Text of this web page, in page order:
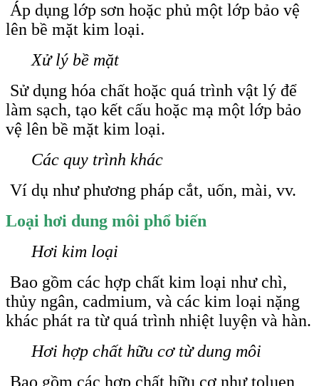
Áp dụng lớp sơn hoặc phủ một lớp bảo vệ
lên bề mặt kim loại.
Xử lý bề mặt
Sử dụng hóa chất hoặc quá trình vật lý để
làm sạch, tạo kết cấu hoặc mạ một lớp bảo
vệ lên bề mặt kim loại.
Các quy trình khác
Ví dụ như phương pháp cắt, uốn, mài, vv.
Loại hơi dung môi phổ biến
Hơi kim loại
Bao gồm các hợp chất kim loại như chì,
thủy ngân, cadmium, và các kim loại nặng
khác phát ra từ quá trình nhiệt luyện và hàn.
Hơi hợp chất hữu cơ từ dung môi
Bao gồm các hợp chất hữu cơ như toluen,